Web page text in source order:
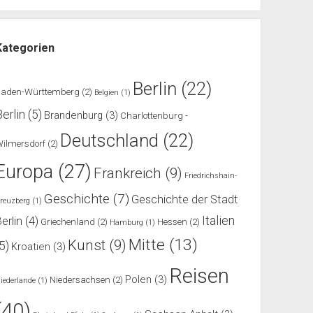
Württemberg (2) Belgien (1) Berlin (22)
(5) Brandenburg (3) Charlottenburg -
(2) Deutschland (22)
(27) Frankreich (9) Friedrichshain-
(1) Geschichte (7) Geschichte der Stadt
(4) Griechenland (2) Hamburg (1) Hessen (2) Italien
Kroatien (3) Kunst (9) Mitte (13)
(1) Niedersachsen (2) Polen (3) Reisen